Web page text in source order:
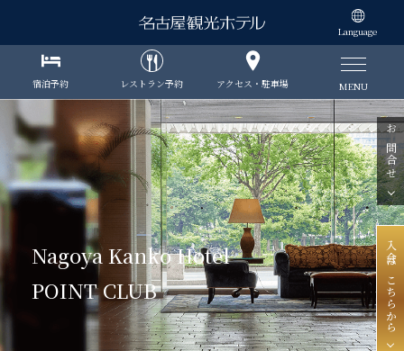
Language
宿泊予約 レストラン予約 アクセス・駐車場 MENU
Nagoya Kanko Hotel
POINT CLUB
入会はこちらから
お問合せ